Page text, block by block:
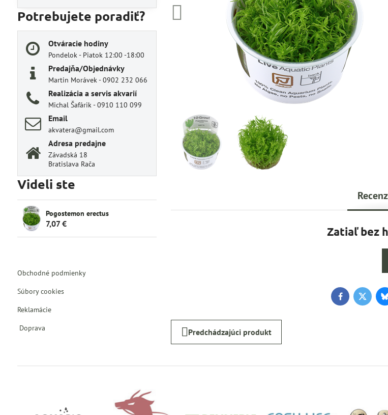
Zatiaľ bez
FacebookTwitter
Predchádzajúci produkt
Potrebujete poradiť?
Otváracie hodiny
Pondelok - Piatok 12:00 -18:00
Predajňa/Objednávky
Martin Morávek - 0902 232 066
Realizácia a servis akvarií
Michal Šafárik - 0910 110 099
Email
akvatera@gmail.com
Adresa predajne
Závadská 18
Bratislava Rača
Videli ste
Pogostemon erectus
7,07 €
Obchodné podmienky
Súbory cookies
Reklamácie
Doprava